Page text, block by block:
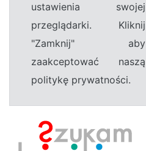
ustawienia swojej
przeglądarki. Kliknij
"Zamknij" aby
zaakceptować naszą
politykę prywatności.